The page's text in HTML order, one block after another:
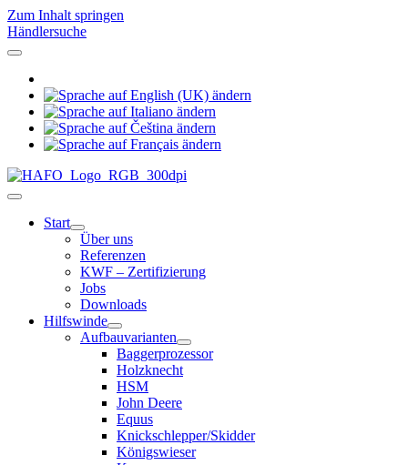
Zum Inhalt springen
Händlersuche
Start
Über uns
Referenzen
KWF – Zertifizierung
Jobs
Downloads
Hilfswinde
Aufbauvarianten
Baggerprozessor
Holzknecht
HSM
John Deere
Equus
Knickschlepper/Skidder
Königswieser